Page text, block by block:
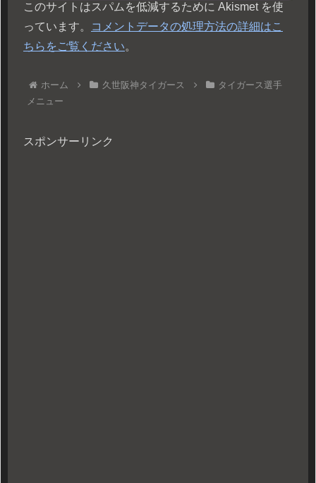
このサイトはスパムを低減するために Akismet を使
っています。
コメントデータの処理方法の詳細はこ
ちらをご覧ください。
ホーム 久世阪神タイガース
タイガース選手
メニュー
スポンサーリンク